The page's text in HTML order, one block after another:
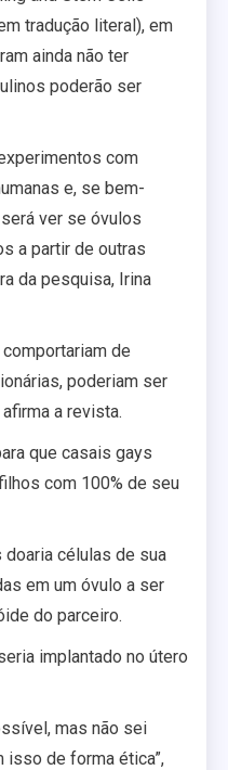
tradução literal), em
ainda não ter
poderão ser
com
e, se bem-
ver se óvulos
a partir de outras
da pesquisa, Irina
de
poderiam ser
a revista.
que casais gays
com 100% de seu
células de sua
em um óvulo a ser
do parceiro.
implantado no útero
mas não sei
isso de forma ética”,